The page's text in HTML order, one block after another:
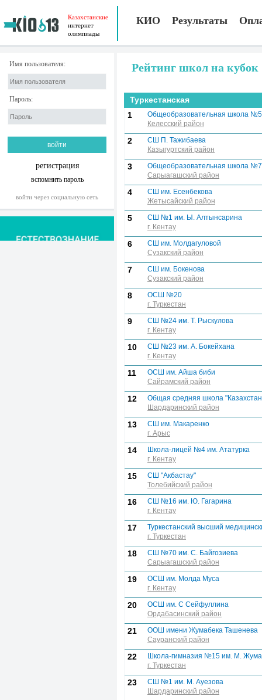
Казахстанские
интернет
олимпиады
КИО Результаты
Имя пользователя:
Пароль:
регистрация
вспомнить пароль
войти через социальную сеть
Рейтинг школ на
Туркестанская
1
Общеобразовательная школа
Келесский район
2
СШ П. Тажибаева
Казыгуртский район
3
Общеобразовательная школа
Сарыагашский район
4
СШ им. Есенбекова
Жетысайский район
5
СШ №1 им. Ы. Алтынсарина
г. Кентау
6
СШ им. Молдагуловой
Сузакский район
7
СШ им. Бокенова
Сузакский район
8
ОСШ №20
г. Туркестан
9
СШ №24 им. Т. Рыскулова
г. Кентау
10
СШ №23 им. А. Бокейхана
г. Кентау
11
ОСШ им. Айша биби
Сайрамский район
12
Общая средняя школа
Шардаринский район
13
СШ им. Макаренко
г. Арыс
14
Школа-лицей №4 им. Ататурка
г. Кентау
15
СШ "Акбастау"
Толебийский район
16
СШ №16 им. Ю. Гагарина
г. Кентау
17
Туркестанский высший
г. Туркестан
18
СШ №70 им. С. Байгозиева
Сарыагашский район
19
ОСШ им. Молда Муса
г. Кентау
20
ОСШ им. С Сейфуллина
Ордабасинский район
21
ООШ имени Жумабека Ташенева
Сауранский район
22
Школа-гимназия №15 им. М.
г. Туркестан
23
СШ №1 им. М. Ауезова
Шардаринский район